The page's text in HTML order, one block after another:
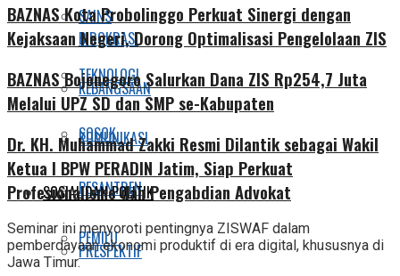
BIROKRASI
KEBANGSAAN
KOMUNIKASI
PESANTREN
PEMILU
SAINS
TEKNOLOGI
SOSOK
SOSIAL DAN POLITIK
PRESPEKTIF
BAZNAS Kota Probolinggo Perkuat Sinergi dengan
Kejaksaan Negeri, Dorong Optimalisasi Pengelolaan ZIS
BAZNAS Bojonegoro Salurkan Dana ZIS Rp254,7 Juta
Melalui UPZ SD dan SMP se-Kabupaten
Dr. KH. Muhammad Zakki Resmi Dilantik sebagai Wakil
Ketua I BPW PERADIN Jatim, Siap Perkuat
Profesionalisme dan Pengabdian Advokat
Seminar ini menyoroti pentingnya ZISWAF dalam
pemberdayaan ekonomi produktif di era digital, khususnya di
Jawa Timur.